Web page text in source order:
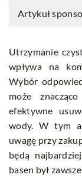
Artykuł
Utrzymanie
wpływa na
Wybór
może
efektywne
wody. W tym
uwagę przy
będą
basen był